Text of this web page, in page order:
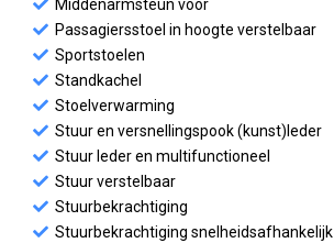
Middenarmsteun voor
Passagiersstoel in hoogte verstelbaar
Sportstoelen
Standkachel
Stoelverwarming
Stuur en versnellingspook (kunst)leder
Stuur leder en multifunctioneel
Stuur verstelbaar
Stuurbekrachtiging
Stuurbekrachtiging snelheidsafhankelijk